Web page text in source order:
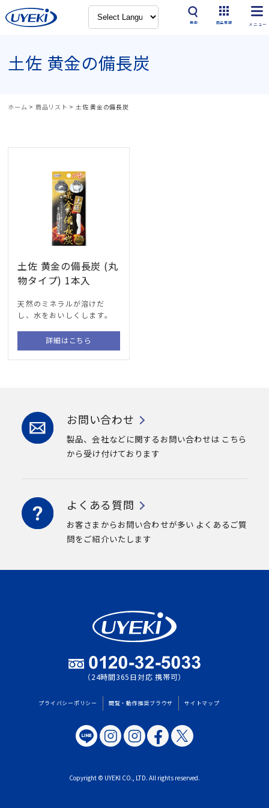
検索 商品情報
土佐 黄金の備長炭
ホーム > 商品リスト > 土佐 黄金の備長炭
土佐 黄金の備長炭 (丸
物タイプ) 1本入
天然のミネラルが溶けだ
し、水をおいしくします。
詳細はこちら
お問い合わせ
製品、会社などに関するお問い合わせは こちら
から受け付けております
よくある質問
お客さまからお問い合わせが多い よくあるご質
問をご紹介いたします
（24時間365日対応 携帯可）
プライバシーポリシー 閲覧・動作推奨ブラウザ サイトマップ
Copyright © UYEKI CO., LTD. All rights reserved.